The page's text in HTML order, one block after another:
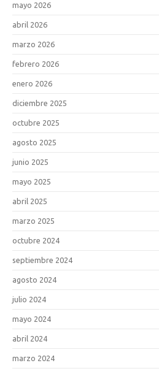
mayo 2026
abril 2026
marzo 2026
febrero 2026
enero 2026
diciembre 2025
octubre 2025
agosto 2025
junio 2025
mayo 2025
abril 2025
marzo 2025
octubre 2024
septiembre 2024
agosto 2024
julio 2024
mayo 2024
abril 2024
marzo 2024